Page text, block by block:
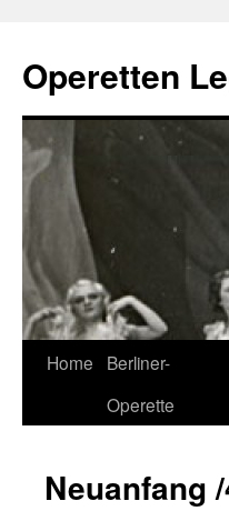
content
Operetten
Home
Berliner-
Operette
Neuanfang